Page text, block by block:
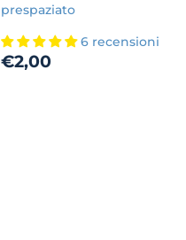
prespaziato
6 recensioni
Prezzo
€2,00